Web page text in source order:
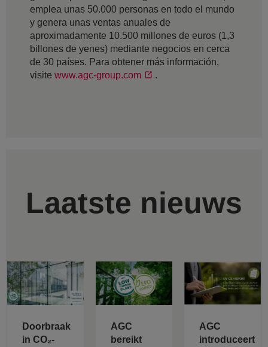
emplea unas 50.000 personas en todo el mundo
y genera unas ventas anuales de
aproximadamente 10.500 millones de euros (1,3
billones de yenes) mediante negocios en cerca
de 30 países. Para obtener más información,
visite www.agc-group.com .
Laatste nieuws
Doorbraak
in CO₂-
AGC
bereikt
AGC
introduceert